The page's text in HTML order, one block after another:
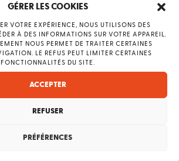
GÉRER LES COOKIES
VOTRE EXPÉRIENCE, NOUS UTILISONS DES
À DES INFORMATIONS SUR VOTRE APPAREIL.
NOUS PERMET DE TRAITER CERTAINES
LE REFUS PEUT LIMITER CERTAINES
FONCTIONNALITÉS DU SITE.
ACCEPTER
REFUSER
PRÉFÉRENCES